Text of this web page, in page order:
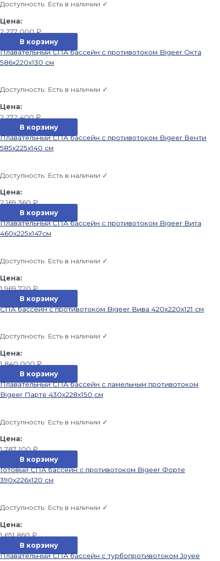
Доступность: Есть в наличии ✓
2 277 000₽
В корзину
Плавательный СПА бассейн с противотоком Bigeer Окта
586x220x130 см
Доступность: Есть в наличии ✓
2 272 400₽
В корзину
Плавательный СПА бассейн с противотоком Bigeer Венти
585x225x140 см
Доступность: Есть в наличии ✓
2 169 360₽
В корзину
Плавательный СПА бассейн с противотоком Bigeer Вита
460x225x147см
Доступность: Есть в наличии ✓
1 969 720₽
В корзину
СПА бассейн с противотоком Bigeer Вива 420x220x121 см
Доступность: Есть в наличии ✓
1 840 000₽
В корзину
Плавательный СПА бассейн с ламельным противотоком
Bigeer Парте 430x228x150 см
Доступность: Есть в наличии ✓
1 787 100₽
В корзину
Готовый СПА бассейн с противотоком Bigeer Форте
390x226x120 см
Доступность: Есть в наличии ✓
1 651 860₽
В корзину
Плавательный СПА бассейн с турбопротивотоком Joyee